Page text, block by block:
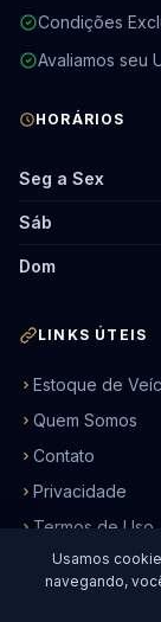
Condições
Avaliamos seu
HORÁRIOS
Seg a Sex
Sáb
Dom
LINKS ÚTEIS
Estoque de
Quem Somos
Contato
Privacidade
Termos de Uso
© 2026
Usamos
navegando,